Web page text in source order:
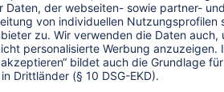
Durch globale
Ziel zu erreichen. Dahinter
das Fliegen teurer
Dadurch würden